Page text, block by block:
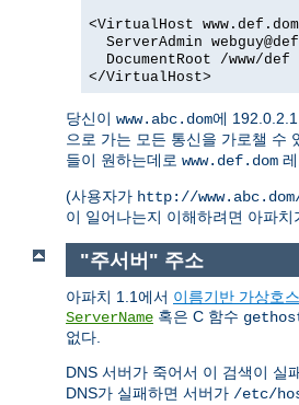
<VirtualHost
ServerAdmin
DocumentRoot /www/def
</VirtualHost>
당신이 www.abc.dom에 192.0.2.1,
으로 가는 모든 통신을 가로챌 수
들이 원하는데로 www.def.dom
(사용자가 http://
이 일어나는지 이해하려면 아파
"주서버" 주소
아파치 1.1에서 이름기반 가상호
ServerName 혹은 C 함수
없다.
DNS 서버가 죽어서 이 검색이 실
DNS가 실패하면 서버가 /etc/